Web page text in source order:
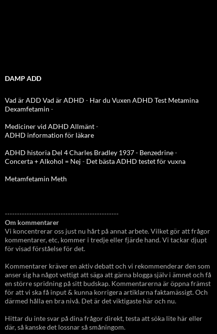
DAMP ADD
Vad är ADD Vad är ADHD - Har du Vuxen ADHD Test Metamina
Dexamfetamin -
Mediciner vid ADHD Allmänt-
ADHD information för läkare
ADHD historia Del 4 Charles Bradley 1937 - Benzedrine-
Concerta + Alkohol = Nej - Det bästa ADHD testet för vuxna
Metamfetamin Meth
-----------------------------------------------
Om kommentarer
Vi koncentrerar oss just nu hårt på annat arbete. Vilket gör att frågor
kommentarer, etc, kommer i tredje eller fjärde hand. Vi tackar djupt
för visad förståelse för det.
Kommentarer kräver en aktiv debatt och vi rekommenderar den som
anser sig ha något vettigt att säga att gärna blogga själv i ämnet och få
en större spridning på sitt budskap. Kommentarerna är öppna främst
för att vi ska få input & kunna korrigera artiklarna faktamässigt. Och
därmed hålla en bra nivå. Det är det viktigaste här och nu.
Hittar du inte svar på dina frågor direkt, testa att söka lite här eller
där, så kanske det lossnar så småningom.